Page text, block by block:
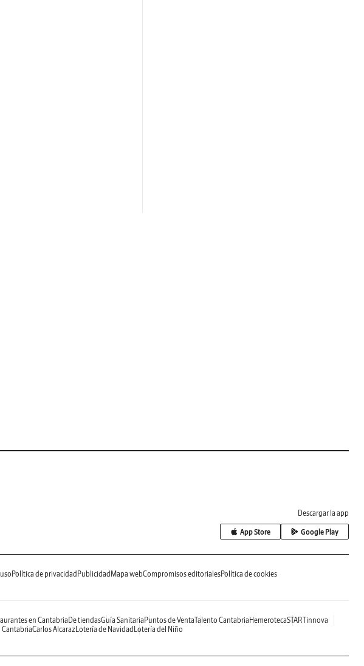
Descargar la app
App Store Google Play
Política de privacidad Publicidad Mapa webCompromisos editorialesPolítica de cookies
en Cantabria De tiendasGuía Sanitaria Puntos de VentaTalento Cantabria HemerotecaSTARTinnova
CantabriaCarlos AlcarazLotería de Navidad Lotería del Niño